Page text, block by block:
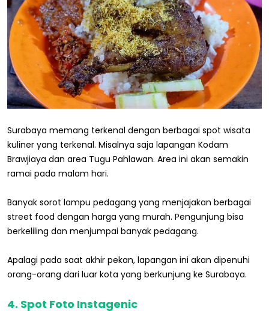
Surabaya memang terkenal dengan berbagai spot wisata
kuliner yang terkenal. Misalnya saja lapangan Kodam
Brawjiaya dan area Tugu Pahlawan. Area ini akan semakin
ramai pada malam hari.
Banyak sorot lampu pedagang yang menjajakan berbagai
street food dengan harga yang murah. Pengunjung bisa
berkeliling dan menjumpai banyak pedagang.
Apalagi pada saat akhir pekan, lapangan ini akan dipenuhi
orang-orang dari luar kota yang berkunjung ke Surabaya.
4. Spot Foto Instagenic